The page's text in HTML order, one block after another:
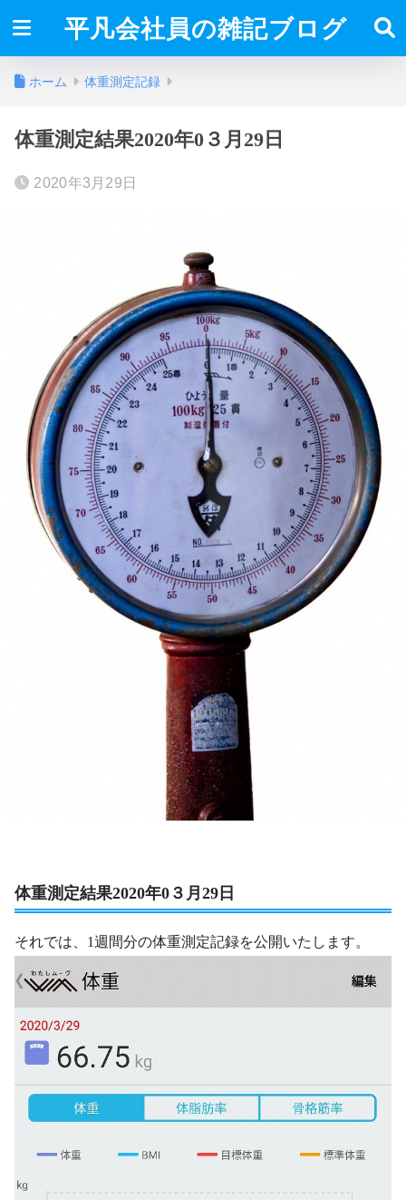
平凡会社員の雑記ブログ
ホーム 体重測定記録
体重測定結果2020年0３月29日
2020年3月29日
体重測定結果2020年0３月29日
それでは、1週間分の体重測定記録を公開いたします。